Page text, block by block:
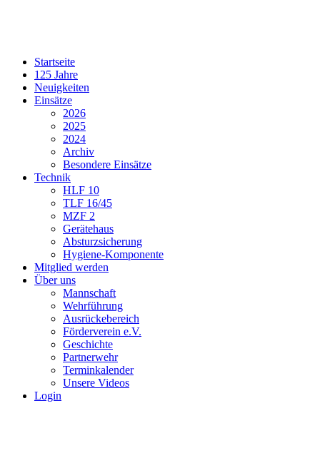
Startseite
125 Jahre
Neuigkeiten
Einsätze
2026
2025
2024
Archiv
Besondere Einsätze
Technik
HLF 10
TLF 16/45
MZF 2
Gerätehaus
Absturzsicherung
Hygiene-Komponente
Mitglied werden
Über uns
Mannschaft
Wehrführung
Ausrückebereich
Förderverein e.V.
Geschichte
Partnerwehr
Terminkalender
Unsere Videos
Login